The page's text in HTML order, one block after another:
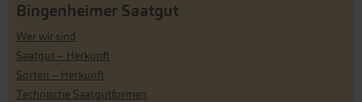
Bingenheimer Saatgut
Wer wir sind
Saatgut – Herkunft
Sorten – Herkunft
Technische Saatgutformen